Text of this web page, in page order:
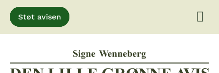
Gå
til
indhold
Støt avisen